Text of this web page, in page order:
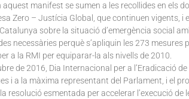
manifest se sumen a les recollides en els
Zero – Justícia Global, que continuen vigents, i
sobre la situació d’emergència social
necessàries perquè s’apliquin les 273 mesures
a la RMI per equiparar-la als nivells de 2010.
de 2016, Dia Internacional per a l’Eradicació
i a la màxima representant del Parlament, i el
resolució esmentada per accelerar l’execució de